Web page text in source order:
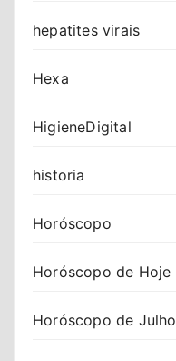
hepatites virais
Hexa
HigieneDigital
historia
Horóscopo
Horóscopo de Hoje
Horóscopo de Julho